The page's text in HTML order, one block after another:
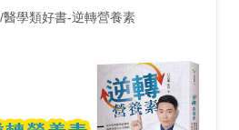
學類好書-逆轉營養素